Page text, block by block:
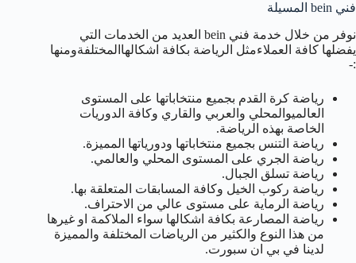
فني bein المسيلة
نوفر من خلال خدمة فني bein العديد من الخدمات التي
يفضلها كافة العملاءمثل الرياضة بكافة اشكالهاالمختلفةومنها
:-
رياضة كرة القدم بجميع منتخاباتها على المستوى
العالميوالمحلي والعربي والقاري وكافة الدوريات
الخاصة بهذه الرياضة.
رياضة التنس بجميع منتخاباتها ودورياتها المميزة.
رياضة الجري على المستوى المحلي والعالمي.
رياضة تسلق الجبال.
رياضة ركوب الخيل وكافة المسابقات المتعلقة بها.
رياضة الرماية على مستوى عالي من الاحتراف.
رياضة المصارعة بكافة اشكالها سواء الملاكمة او غيرها
من هذا النوع والكثير من الرياضات المختلفة والمميزة
لدينا في بي ان سبورت.